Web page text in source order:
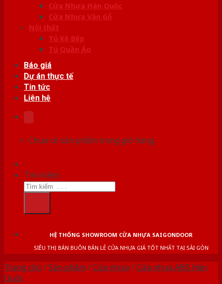
Cửa Nhựa Hàn Quốc
Cửa Nhựa Vân Gỗ
Nội thất
Tủ Kệ Bếp
Tủ Quần Áo
Báo giá
Dự án thực tế
Tin tức
Liên hệ
Chưa có sản phẩm trong giỏ hàng.
Tìm kiếm:
HỆ THỐNG SHOWROOM CỬA NHỰA SAIGONDOOR
SIÊU THỊ BÁN BUÔN BÁN LẺ CỬA NHỰA GIÁ TỐT NHẤT TẠI SÀI GÒN
Trang chủ /Sản phẩm /Cửa nhựa /Cửa nhựa ABS Hàn
Quốc